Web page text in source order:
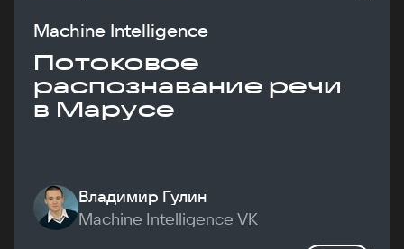
Machine Intelligence
Потоковое
распознавание речи
в Марусе
Владимир Гулин
Machine Intelligence VK